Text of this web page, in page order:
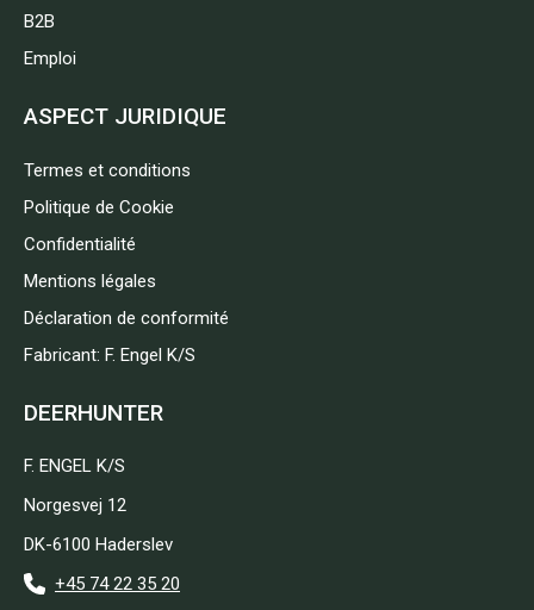
B2B
Emploi
ASPECT JURIDIQUE
Termes et conditions
Politique de Cookie
Confidentialité
Mentions légales
Déclaration de conformité
Fabricant: F. Engel K/S
DEERHUNTER
F. ENGEL K/S
Norgesvej 12
DK-6100 Haderslev
+45 74 22 35 20